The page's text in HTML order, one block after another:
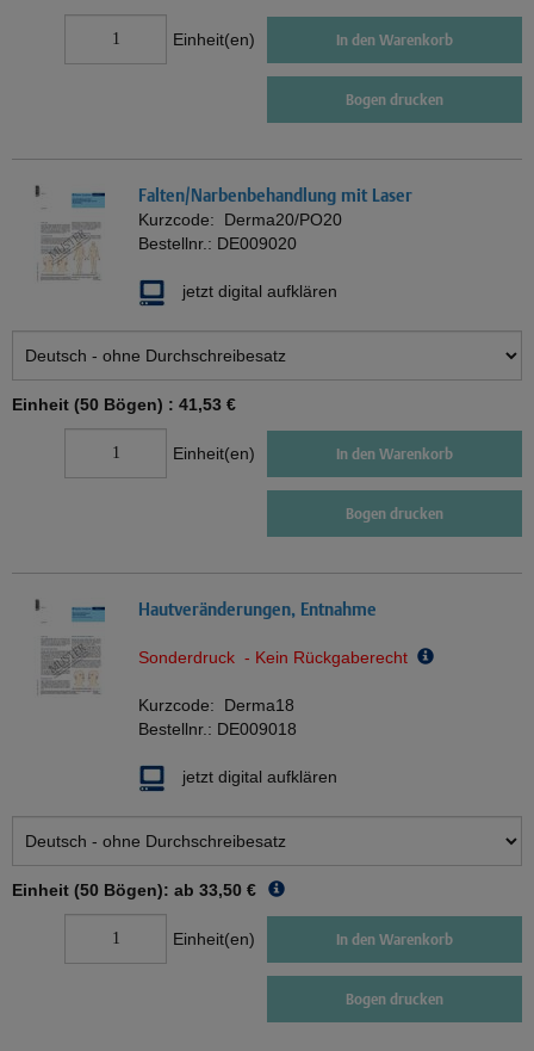
Einheit(en) In den Warenkorb
Bogen drucken
Falten/Narbenbehandlung mit Laser
Kurzcode: Derma20/PO20
Bestellnr.: DE009020
jetzt digital aufklären
Einheit (50 Bögen) : 41,53 €
Einheit(en) In den Warenkorb
Bogen drucken
Hautveränderungen, Entnahme
Sonderdruck - Kein Rückgaberecht
Kurzcode: Derma18
Bestellnr.: DE009018
jetzt digital aufklären
Einheit (50 Bögen): ab 33,50 €
Einheit(en) In den Warenkorb
Bogen drucken